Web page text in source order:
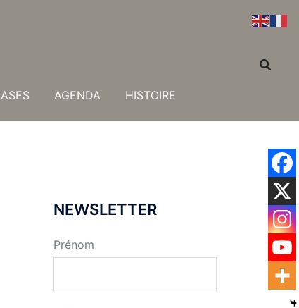
AGENDA
HISTOIRE
NEWSLETTER
Prénom